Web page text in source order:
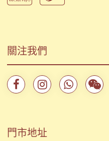
關注我們
門市地址